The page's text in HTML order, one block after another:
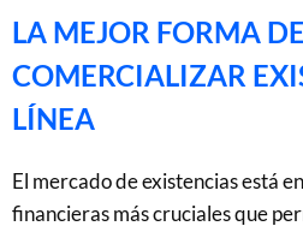
LA MEJOR FORMA DE
COMERCIALIZAR
LÍNEA
El mercado de existencias está
financieras más cruciales que